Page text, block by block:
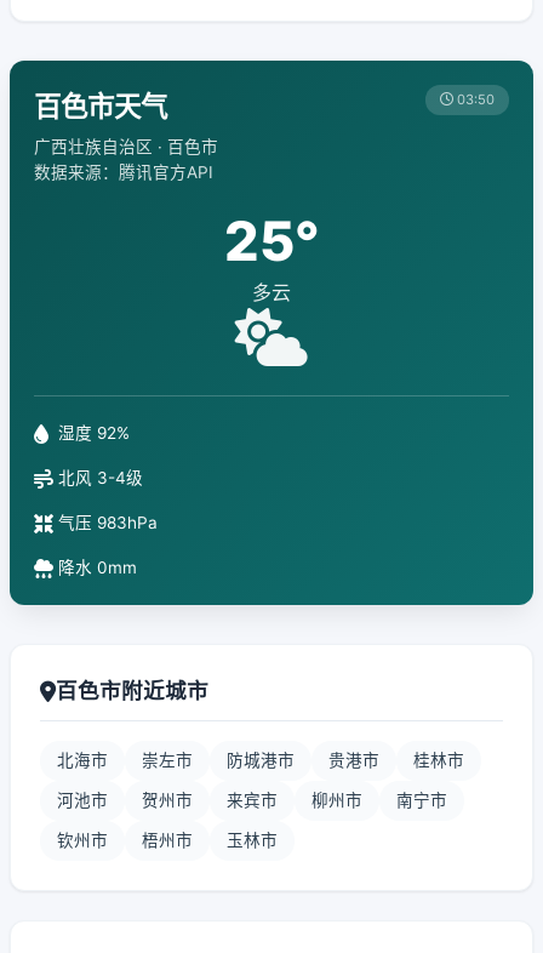
百色市天气
广西壮族自治区 · 百色市
数据来源：腾讯官方API
03:50
25°
多云
湿度 92%
北风 3-4级
气压 983hPa
降水 0mm
百色市附近城市
北海市 崇左市 防城港市 贵港市 桂林市
河池市 贺州市 来宾市 柳州市 南宁市
钦州市 梧州市 玉林市